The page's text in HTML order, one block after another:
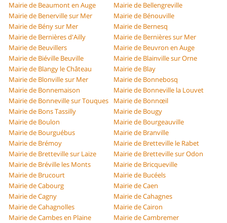
Mairie de Beaumont en Auge
Mairie de Bellengreville
Mairie de Benerville sur Mer
Mairie de Bénouville
Mairie de Bény sur Mer
Mairie de Bernesq
Mairie de Bernières d'Ailly
Mairie de Bernières sur Mer
Mairie de Beuvillers
Mairie de Beuvron en Auge
Mairie de Biéville Beuville
Mairie de Blainville sur Orne
Mairie de Blangy le Château
Mairie de Blay
Mairie de Blonville sur Mer
Mairie de Bonnebosq
Mairie de Bonnemaison
Mairie de Bonneville la Louvet
Mairie de Bonneville sur Touques
Mairie de Bonnœil
Mairie de Bons Tassilly
Mairie de Bougy
Mairie de Boulon
Mairie de Bourgeauville
Mairie de Bourguébus
Mairie de Branville
Mairie de Brémoy
Mairie de Bretteville le Rabet
Mairie de Bretteville sur Laize
Mairie de Bretteville sur Odon
Mairie de Bréville les Monts
Mairie de Bricqueville
Mairie de Brucourt
Mairie de Bucéels
Mairie de Cabourg
Mairie de Caen
Mairie de Cagny
Mairie de Cahagnes
Mairie de Cahagnolles
Mairie de Cairon
Mairie de Cambes en Plaine
Mairie de Cambremer